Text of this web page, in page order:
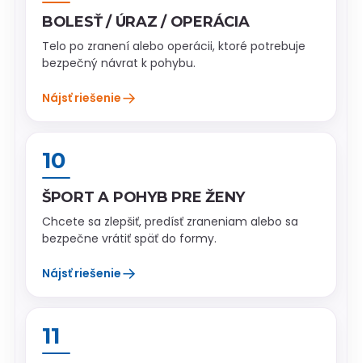
BOLESŤ / ÚRAZ / OPERÁCIA
Telo po zranení alebo operácii, ktoré potrebuje
bezpečný návrat k pohybu.
Nájsť riešenie→
10
ŠPORT A POHYB PRE ŽENY
Chcete sa zlepšiť, predísť zraneniam alebo sa
bezpečne vrátiť späť do formy.
Nájsť riešenie→
11